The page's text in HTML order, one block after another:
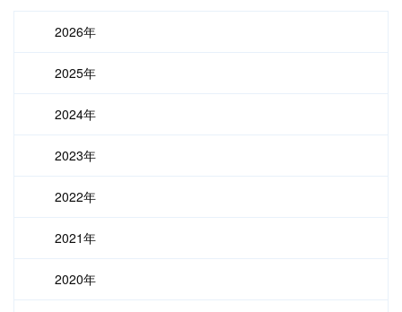
2026年
2025年
2024年
2023年
2022年
2021年
2020年